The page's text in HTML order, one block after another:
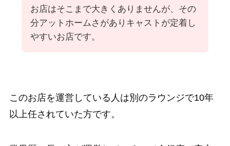
お店はそこまで大きくありませんが、その
分アットホームさがありキャストが定着し
やすいお店です。
このお店を運営している人は別のラウンジで10年
以上任されていた方です。